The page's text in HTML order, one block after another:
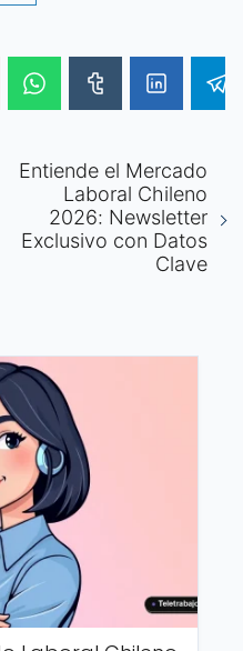
Entiende el Mercado
Laboral Chileno
2026: Newsletter
Exclusivo con Datos
Clave